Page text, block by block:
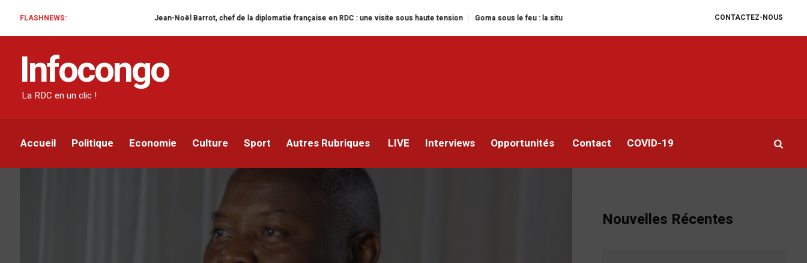
CONTACTEZ-NOUS
FLASHNEWS: Jean-Noël Barrot, chef de la diplomatie française en RDC : une visite sous haute tension Goma sous le feu : la situation humanitaire se dégrade William Ruto convoque un sommet extraordinaire
Infocongo
La RDC en un clic !
Accueil Politique Economie Culture Sport Autres Rubriques LIVE Interviews Opportunités Contact COVID-19
Vital Kamerhe pourrait être évacué à l’étranger
pour des soins appropriés
Nouvelles Récentes